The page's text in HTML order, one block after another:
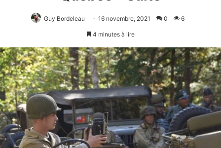
Guy Bordeleau 16 novembre, 2021 0 6
4 minutes à lire